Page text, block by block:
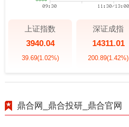
上证指数
3940.04
39.69(1.02%)
深证成指
14311.01
200.89(1.42%)
鼎合网_鼎合投研_鼎合官网